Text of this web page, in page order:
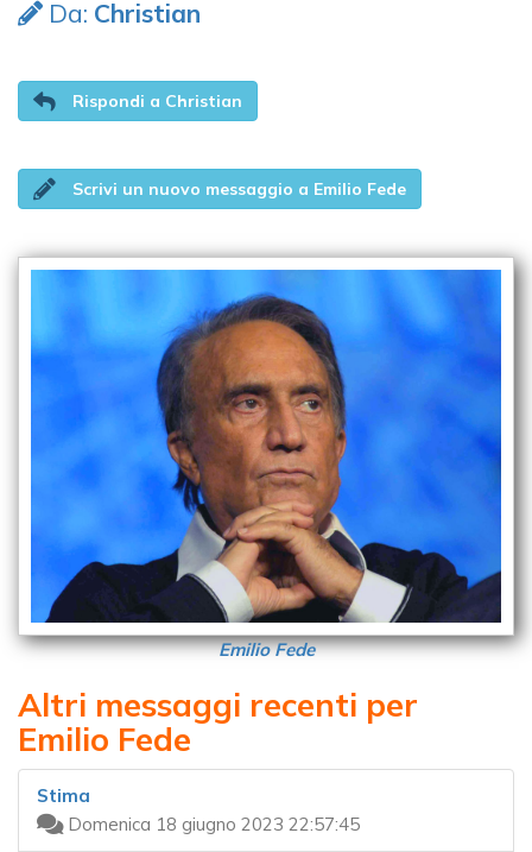
Da: Christian
Rispondi a Christian
Scrivi un nuovo messaggio a Emilio Fede
Emilio Fede
Altri messaggi recenti per
Emilio Fede
Stima
Domenica 18 giugno 2023 22:57:45